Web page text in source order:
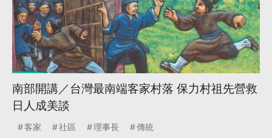
南部開講／台灣最南端客家村落 保力村祖先營救
日人成美談
客家 社區 理事長 傳統